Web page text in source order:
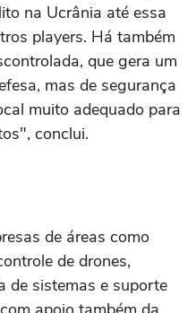
na Ucrânia até essa
players. Há também
que gera um
mas de segurança
muito adequado para
conclui.
de áreas como
de drones,
de sistemas e suporte